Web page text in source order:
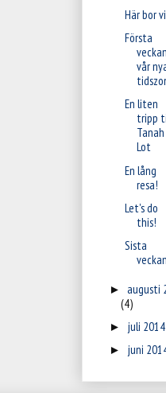
Här bor
Första
vår
En liten
tripp
Tanah
Lot
En lång
resa!
Let's do
this!
Sista
► augusti
(4)
► juli
► juni